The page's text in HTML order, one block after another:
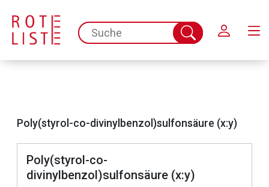
spc.search.input.placeholder
Suche
abschicken
Poly(styrol-co-divinylbenzol)sulfonsäure (x:y)
Poly(styrol-co-
divinylbenzol)sulfonsäure (x:y)
Aufruf einer externen Seite